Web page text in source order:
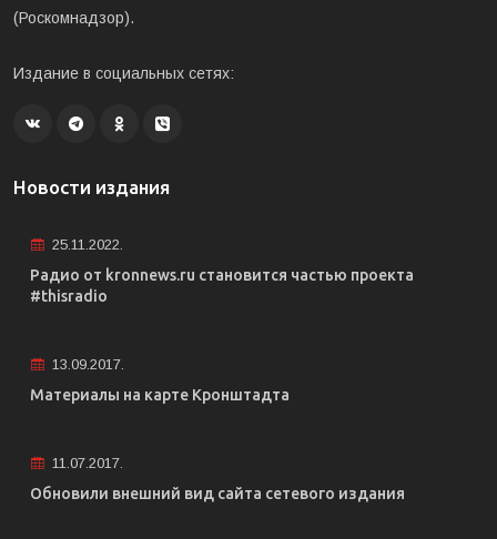
(Роскомнадзор).
Издание в социальных сетях:
Новости издания
25.11.2022.
Радио от kronnews.ru становится частью проекта
#thisradio
13.09.2017.
Материалы на карте Кронштадта
11.07.2017.
Обновили внешний вид сайта сетевого издания